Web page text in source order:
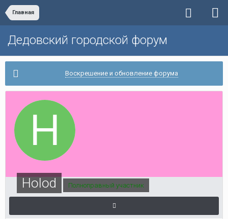
Главная
Дедовский городской форум
Воскрешение и обновление форума
Holod Полноправный участник